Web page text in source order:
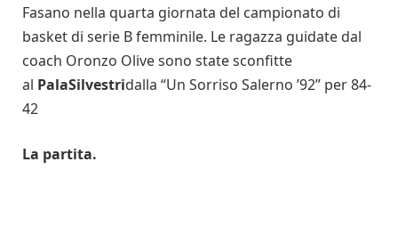
Fasano nella quarta giornata del campionato di
basket di serie B femminile. Le ragazza guidate dal
coach Oronzo Olive sono state sconfitte
al PalaSilvestridalla “Un Sorriso Salerno ’92” per 84-
42
La partita.